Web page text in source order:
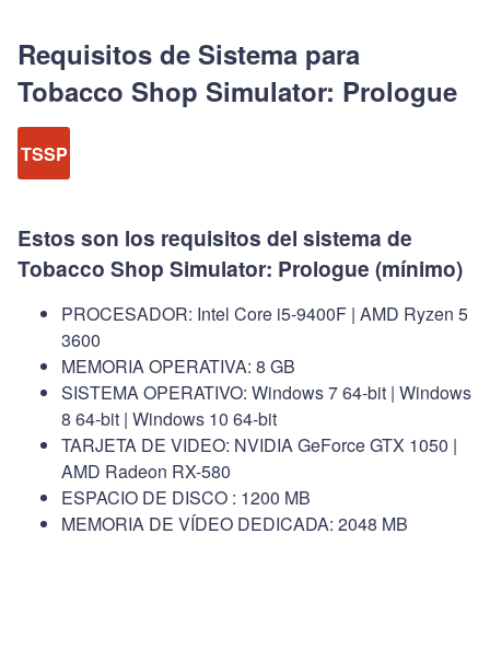
Requisitos de Sistema para
Tobacco Shop Simulator: Prologue
TSSP
Estos son los requisitos del sistema de
Tobacco Shop Simulator: Prologue (mínimo)
PROCESADOR: Intel Core i5-9400F | AMD Ryzen 5
3600
MEMORIA OPERATIVA: 8 GB
SISTEMA OPERATIVO: Windows 7 64-bit | Windows
8 64-bit | Windows 10 64-bit
TARJETA DE VIDEO: NVIDIA GeForce GTX 1050 |
AMD Radeon RX-580
ESPACIO DE DISCO : 1200 MB
MEMORIA DE VÍDEO DEDICADA: 2048 MB